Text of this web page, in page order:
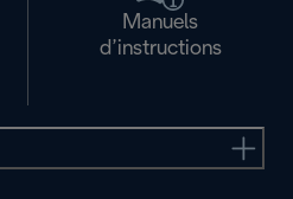
Manuels
d’instructions